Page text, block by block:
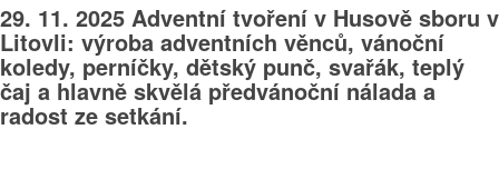
29. 11. 2025 Adventní tvoření v Husově sboru v
Litovli: výroba adventních věnců, vánoční
koledy, perníčky, dětský punč, svařák, teplý
čaj a hlavně skvělá předvánoční nálada a
radost ze setkání.